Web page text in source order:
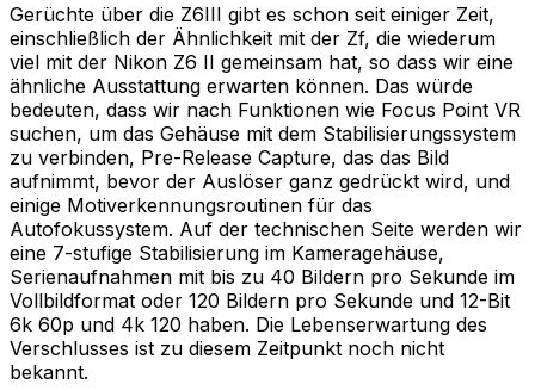
Gerüchte über die Z6III gibt es schon seit einiger Zeit,
einschließlich der Ähnlichkeit mit der Zf, die wiederum
viel mit der Nikon Z6 II gemeinsam hat, so dass wir eine
ähnliche Ausstattung erwarten können. Das würde
bedeuten, dass wir nach Funktionen wie Focus Point VR
suchen, um das Gehäuse mit dem Stabilisierungssystem
zu verbinden, Pre-Release Capture, das das Bild
aufnimmt, bevor der Auslöser ganz gedrückt wird, und
einige Motiverkennungsroutinen für das
Autofokussystem. Auf der technischen Seite werden wir
eine 7-stufige Stabilisierung im Kameragehäuse,
Serienaufnahmen mit bis zu 40 Bildern pro Sekunde im
Vollbildformat oder 120 Bildern pro Sekunde und 12-Bit
6k 60p und 4k 120 haben. Die Lebenserwartung des
Verschlusses ist zu diesem Zeitpunkt noch nicht
bekannt.